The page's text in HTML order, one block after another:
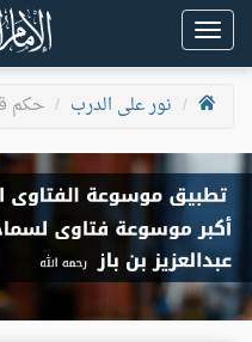
Toggle
navigation
نور على الدرب
حكم